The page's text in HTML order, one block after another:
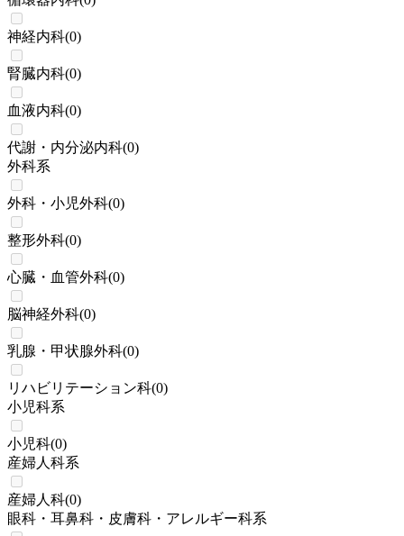
神経内科(0)
腎臓内科(0)
血液内科(0)
代謝・内分泌内科(0)
外科系
外科・小児外科(0)
整形外科(0)
心臓・血管外科(0)
脳神経外科(0)
乳腺・甲状腺外科(0)
リハビリテーション科(0)
小児科系
小児科(0)
産婦人科系
産婦人科(0)
眼科・耳鼻科・皮膚科・アレルギー科系